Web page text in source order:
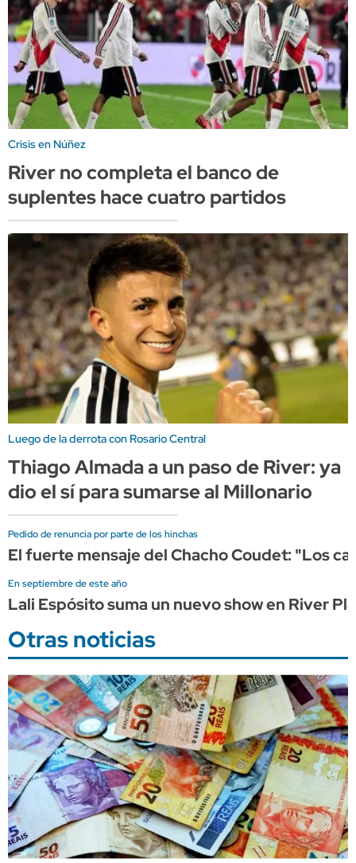
Crisis en Núñez
River no completa el banco de
suplentes hace cuatro partidos
Luego de la derrota con Rosario Central
Thiago Almada a un paso de River: ya
dio el sí para sumarse al Millonario
Pedido de renuncia por parte de los hinchas
El fuerte mensaje del Chacho Coudet: "Los
En septiembre de este año
Lali Espósito suma un nuevo show en River
Otras noticias